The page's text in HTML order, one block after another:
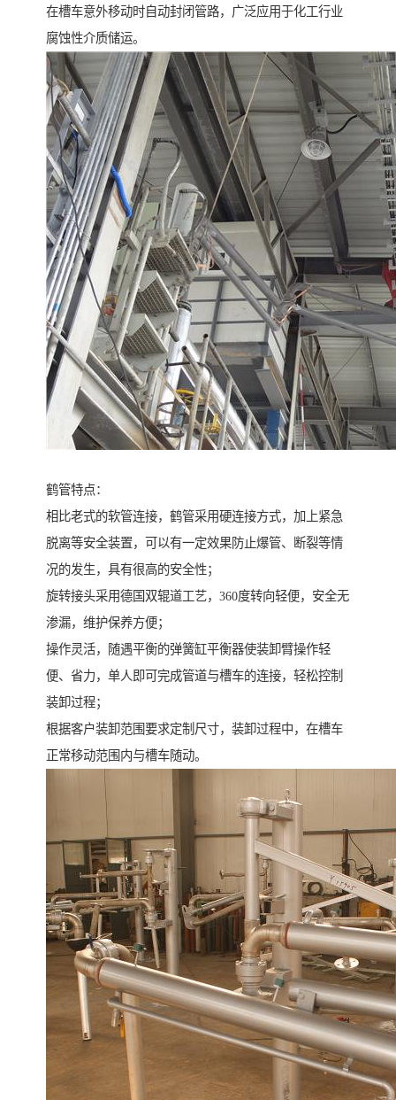
在槽车意外移动时自动封闭管路，广泛应用于化工行业
腐蚀性介质储运。
鹤管特点：
相比老式的软管连接，鹤管采用硬连接方式，加上紧急
脱离等安全装置，可以有一定效果防止爆管、断裂等情
况的发生，具有很高的安全性；
旋转接头采用德国双辊道工艺，360度转向轻便，安全无
渗漏，维护保养方便；
操作灵活，随遇平衡的弹簧缸平衡器使装卸臂操作轻
便、省力，单人即可完成管道与槽车的连接，轻松控制
装卸过程；
根据客户装卸范围要求定制尺寸，装卸过程中，在槽车
正常移动范围内与槽车随动。